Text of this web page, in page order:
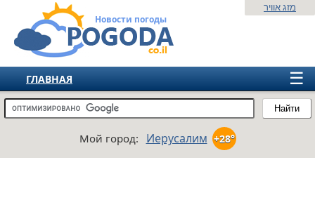
Новости погоды
Найти
מזג אוויר
☰
ГЛАВНАЯ
ИЗРАИЛЬ
ЕВРОПА
Мой город: Иерусалим +28°